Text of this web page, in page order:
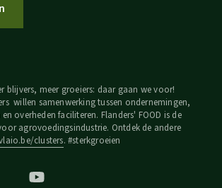
blijvers, meer groeiers: daar gaan we voor!
willen samenwerking tussen ondernemingen,
overheden faciliteren. Flanders' FOOD is de
agrovoedingsindustrie. Ontdek de andere
clusters. #sterkgroeien